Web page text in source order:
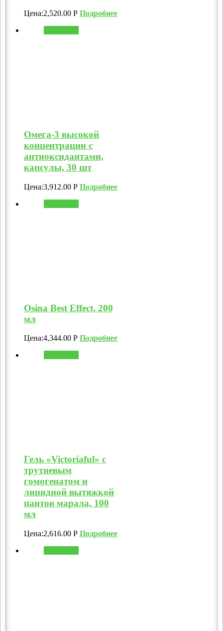
Цена:2,520.00 Р Подробнее
Омега-3 высокой
концентрации с
антиоксидантами,
капсулы, 30 шт
Цена:3,912.00 Р Подробнее
Osina Best Effect, 200
мл
Цена:4,344.00 Р Подробнее
Гель «Victoriaful» с
трутневым
гомогенатом и
липидной вытяжкой
пантов марала, 100
мл
Цена:2,616.00 Р Подробнее